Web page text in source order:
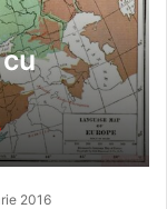
2016